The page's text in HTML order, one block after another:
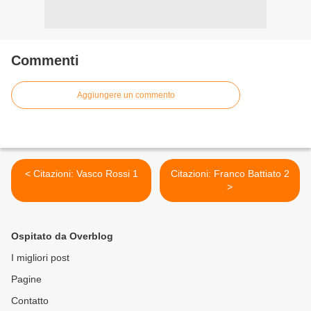
Commenti
Aggiungere un commento
< Citazioni: Vasco Rossi 1
Citazioni: Franco Battiato 2
>
Ospitato da Overblog
I migliori post
Pagine
Contatto